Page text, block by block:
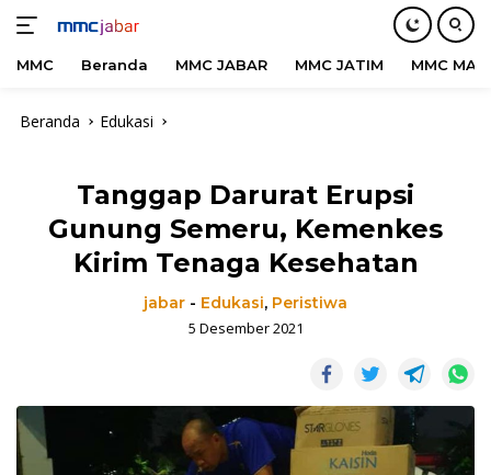
MMC Beranda MMC JABAR MMC JATIM MMC
Beranda Edukasi
Tanggap Darurat Erupsi
Gunung Semeru, Kemenkes
Kirim Tenaga Kesehatan
jabar - Edukasi, Peristiwa
5 Desember 2021